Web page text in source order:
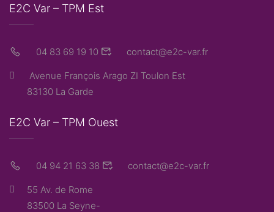
E2C Var – TPM Est
04 83 69 19 10 contact@e2c-var.fr
Avenue François Arago ZI Toulon Est
83130 La Garde
E2C Var – TPM Ouest
04 94 21 63 38 contact@e2c-var.fr
55 Av. de Rome
83500 La Seyne-